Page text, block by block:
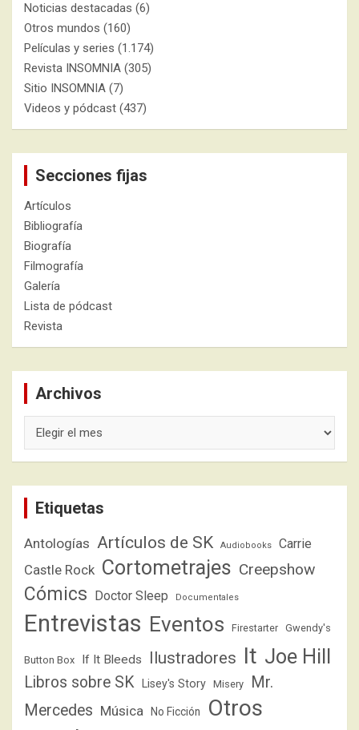
Noticias destacadas (6)
Otros mundos (160)
Películas y series (1.174)
Revista INSOMNIA (305)
Sitio INSOMNIA (7)
Videos y pódcast (437)
Secciones fijas
Artículos
Bibliografía
Biografía
Filmografía
Galería
Lista de pódcast
Revista
Archivos
Etiquetas
Antologías Artículos de SK Audiobooks Carrie
Castle Rock Cortometrajes Creepshow
Cómics Doctor Sleep Documentales
Entrevistas Eventos Firestarter Gwendy's
Button Box If It Bleeds Ilustradores It Joe Hill
Libros sobre SK Lisey's Story Misery
Mr.
Mercedes Música No Ficción
Otros